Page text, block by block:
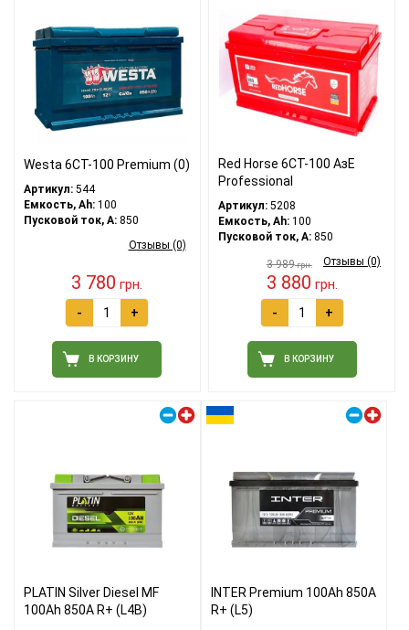
Westa 6CT-100 Premium (0)
Артикул: 544
Емкость, Ah: 100
Пусковой ток, A: 850
Отзывы (0)
3 780 грн.
- +
В КОРЗИНУ
Red Horse 6СТ-100 АзE
Professional
Артикул: 5208
Емкость, Ah: 100
Пусковой ток, A: 850
Отзывы (0)
3 989грн.
3 880 грн.
- +
В КОРЗИНУ
PLATIN Silver Diesel MF
100Ah 850A R+ (L4B)
INTER Premium 100Ah 850A
R+ (L5)